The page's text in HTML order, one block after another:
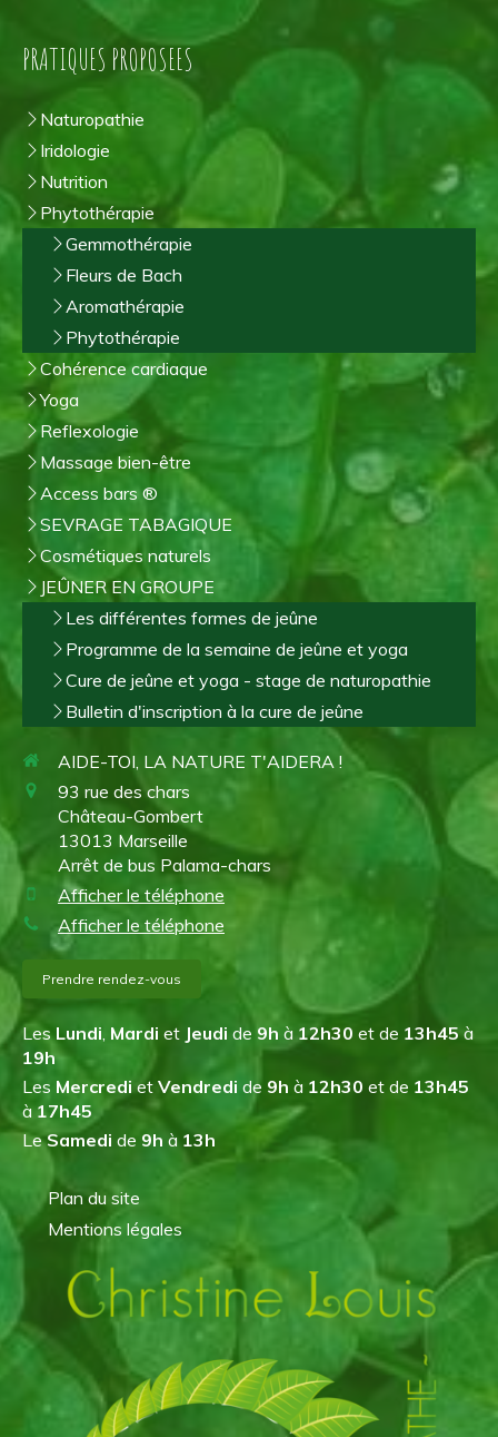
PRATIQUES PROPOSEES
Naturopathie
Iridologie
Nutrition
Phytothérapie
Gemmothérapie
Fleurs de Bach
Aromathérapie
Phytothérapie
Cohérence cardiaque
Yoga
Reflexologie
Massage bien-être
Access bars ®
SEVRAGE TABAGIQUE
Cosmétiques naturels
JEÛNER EN GROUPE
Les différentes formes de jeûne
Programme de la semaine de jeûne et yoga
Cure de jeûne et yoga - stage de naturopathie
Bulletin d'inscription à la cure de jeûne
AIDE-TOI, LA NATURE T'AIDERA !
93 rue des chars
Château-Gombert
13013 Marseille
Arrêt de bus Palama-chars
Afficher le téléphone
Afficher le téléphone
Prendre rendez-vous
LesLundi, Mardi et Jeudi de 9h à 12h30 et de 13h45à
19h
Les Mercrediet Vendredi de 9h à 12h30 et de 13h45
à17h45
LeSamedi de 9h à 13h
Plan du site
Mentions légales